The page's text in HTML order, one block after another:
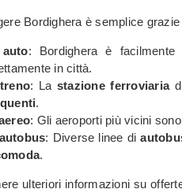
Bordighera è semplice
: Bordighera è facilmente
in città.
: La stazione ferroviariadi
.
: Gli aeroporti più vicini sono
: Diverse linee di
.
ulteriori informazioni su